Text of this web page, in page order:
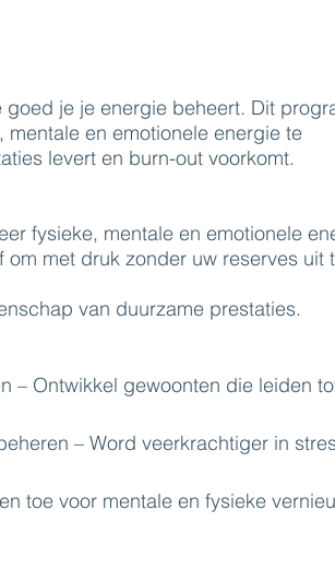
je je energie beheert. Dit
en emotionele energie te
levert en burn-out voorkomt.
fysieke, mentale en emotionele
om met druk zonder uw reserves uit
van duurzame prestaties.
– Ontwikkel gewoonten die leiden
– Word veerkrachtiger in
toe voor mentale en fysieke